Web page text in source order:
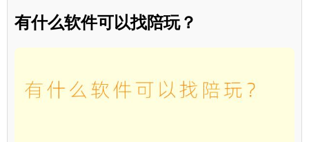
有什么软件可以找陪玩？